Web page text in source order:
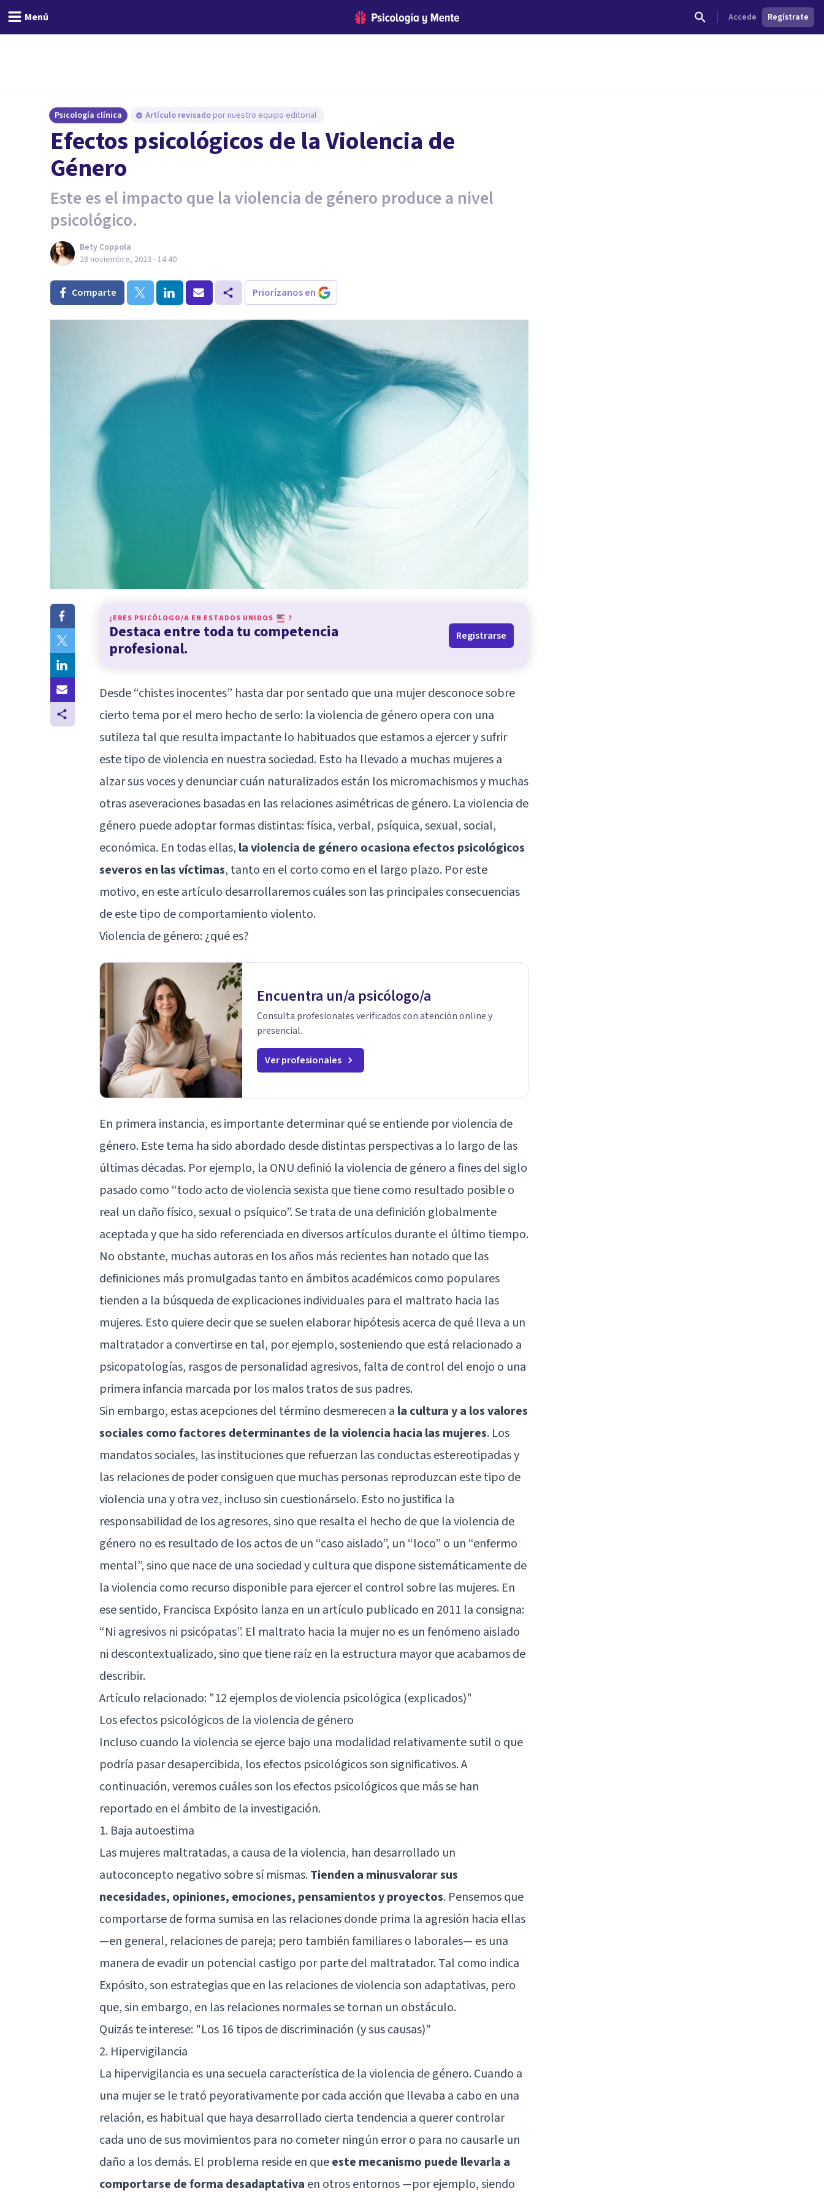
Menú Accede Regístrate
Psicología clínica Artículo revisado por nuestro equipo editorial
Efectos psicológicos de la Violencia de
Género
Este es el impacto que la violencia de género produce a nivel
psicológico.
Bety Coppola
28 noviembre, 2023 - 14:40
Comparte Priorízanos en
¿ERES PSICÓLOGO/A EN ESTADOS UNIDOS ?
Destaca entre toda tu competencia
profesional.
Registrarse
Desde “chistes inocentes” hasta dar por sentado que una mujer desconoce sobre
cierto tema por el mero hecho de serlo: la violencia de género opera con una
sutileza tal que resulta impactante lo habituados que estamos a ejercer y sufrir
este tipo de violencia en nuestra sociedad. Esto ha llevado a muchas mujeres a
alzar sus voces y denunciar cuán naturalizados están los micromachismos y muchas
otras aseveraciones basadas en las relaciones asimétricas de género. La violencia de
género puede adoptar formas distintas: física, verbal, psíquica, sexual, social,
económica. En todas ellas, la violencia de género ocasiona efectos psicológicos
severos en las víctimas, tanto en el corto como en el largo plazo. Por este
motivo, en este artículo desarrollaremos cuáles son las principales consecuencias
de este tipo de comportamiento violento.
Violencia de género: ¿qué es?
Encuentra un/a psicólogo/a
Consulta profesionales verificados con atención online y
presencial.
Ver profesionales
En primera instancia, es importante determinar qué se entiende por violencia de
género. Este tema ha sido abordado desde distintas perspectivas a lo largo de las
últimas décadas. Por ejemplo, la ONU definió la violencia de género a fines del siglo
pasado como “todo acto de violencia sexista que tiene como resultado posible o
real un daño físico, sexual o psíquico”. Se trata de una definición globalmente
aceptada y que ha sido referenciada en diversos artículos durante el último tiempo.
No obstante, muchas autoras en los años más recientes han notado que las
definiciones más promulgadas tanto en ámbitos académicos como populares
tienden a la búsqueda de explicaciones individuales para el maltrato hacia las
mujeres. Esto quiere decir que se suelen elaborar hipótesis acerca de qué lleva a un
maltratador a convertirse en tal, por ejemplo, sosteniendo que está relacionado a
psicopatologías, rasgos de personalidad agresivos, falta de control del enojo o una
primera infancia marcada por los malos tratos de sus padres.
Sin embargo, estas acepciones del término desmerecen a la cultura y a los valores
sociales como factores determinantes de la violencia hacia las mujeres. Los
mandatos sociales, las instituciones que refuerzan las conductas estereotipadas y
las relaciones de poder consiguen que muchas personas reproduzcan este tipo de
violencia una y otra vez, incluso sin cuestionárselo. Esto no justifica la
responsabilidad de los agresores, sino que resalta el hecho de que la violencia de
género no es resultado de los actos de un “caso aislado”, un “loco” o un “enfermo
mental”, sino que nace de una sociedad y cultura que dispone sistemáticamente de
la violencia como recurso disponible para ejercer el control sobre las mujeres. En
ese sentido, Francisca Expósito lanza en un artículo publicado en 2011 la consigna:
“Ni agresivos ni psicópatas”. El maltrato hacia la mujer no es un fenómeno aislado
ni descontextualizado, sino que tiene raíz en la estructura mayor que acabamos de
describir.
Artículo relacionado: "12 ejemplos de violencia psicológica (explicados)"
Los efectos psicológicos de la violencia de género
Incluso cuando la violencia se ejerce bajo una modalidad relativamente sutil o que
podría pasar desapercibida, los efectos psicológicos son significativos. A
continuación, veremos cuáles son los efectos psicológicos que más se han
reportado en el ámbito de la investigación.
1. Baja autoestima
Las mujeres maltratadas, a causa de la violencia, han desarrollado un
autoconcepto negativo sobre sí mismas.Tienden a minusvalorar sus
necesidades, opiniones, emociones, pensamientos y proyectos. Pensemos que
comportarse de forma sumisa en las relaciones donde prima la agresión hacia ellas
—en general, relaciones de pareja; pero también familiares o laborales— es una
manera de evadir un potencial castigo por parte del maltratador. Tal como indica
Expósito, son estrategias que en las relaciones de violencia son adaptativas, pero
que, sin embargo, en las relaciones normales se tornan un obstáculo.
Quizás te interese: "Los 16 tipos de discriminación (y sus causas)"
2. Hipervigilancia
La hipervigilancia es una secuela característica de la violencia de género. Cuando a
una mujer se le trató peyorativamente por cada acción que llevaba a cabo en una
relación, es habitual que haya desarrollado cierta tendencia a querer controlar
cada uno de sus movimientos para no cometer ningún error o para no causarle un
daño a los demás. El problema reside en queeste mecanismo puede llevarla a
comportarse de forma desadaptativa en otros entornos —por ejemplo, siendo